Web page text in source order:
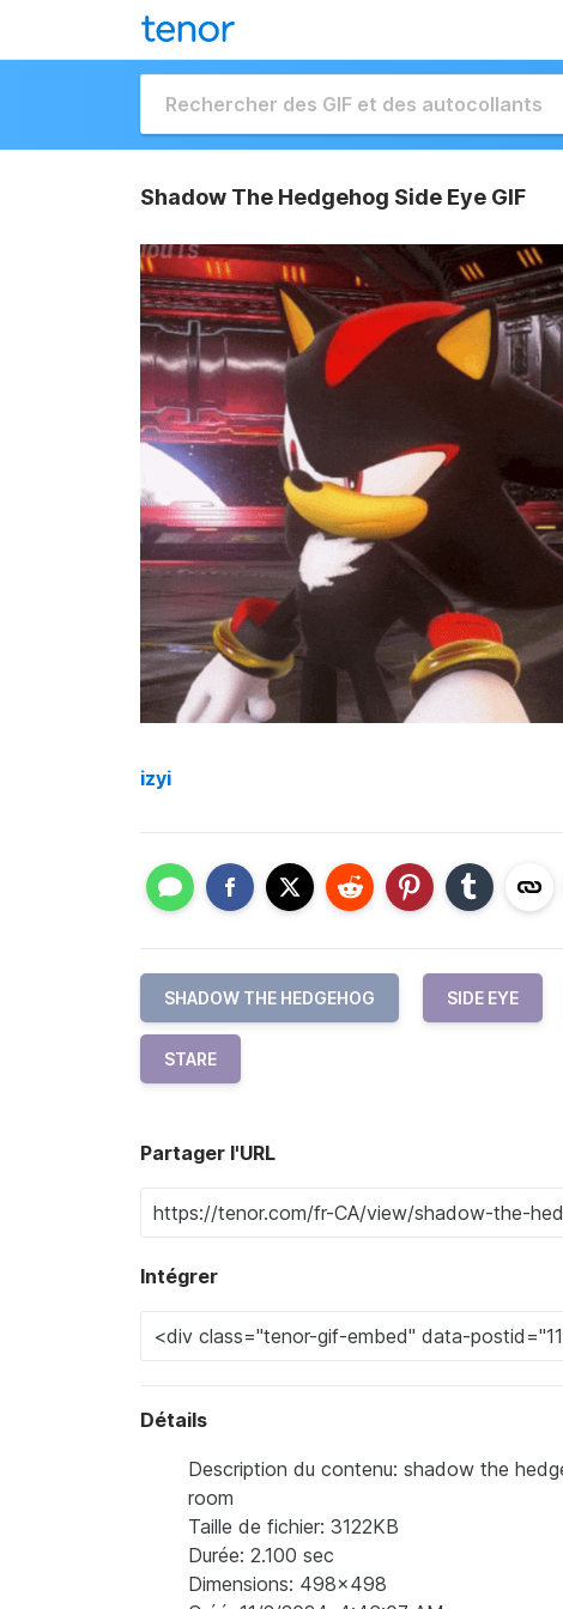
Shadow The Hedgehog Side Eye GIF
izyi
SHADOW THE HEDGEHOG SIDE EYE
STARE
Partager l'URL
Intégrer
Détails
Description du contenu: shadow the
room
Taille de fichier: 3122KB
Durée: 2.100 sec
Dimensions: 498x498